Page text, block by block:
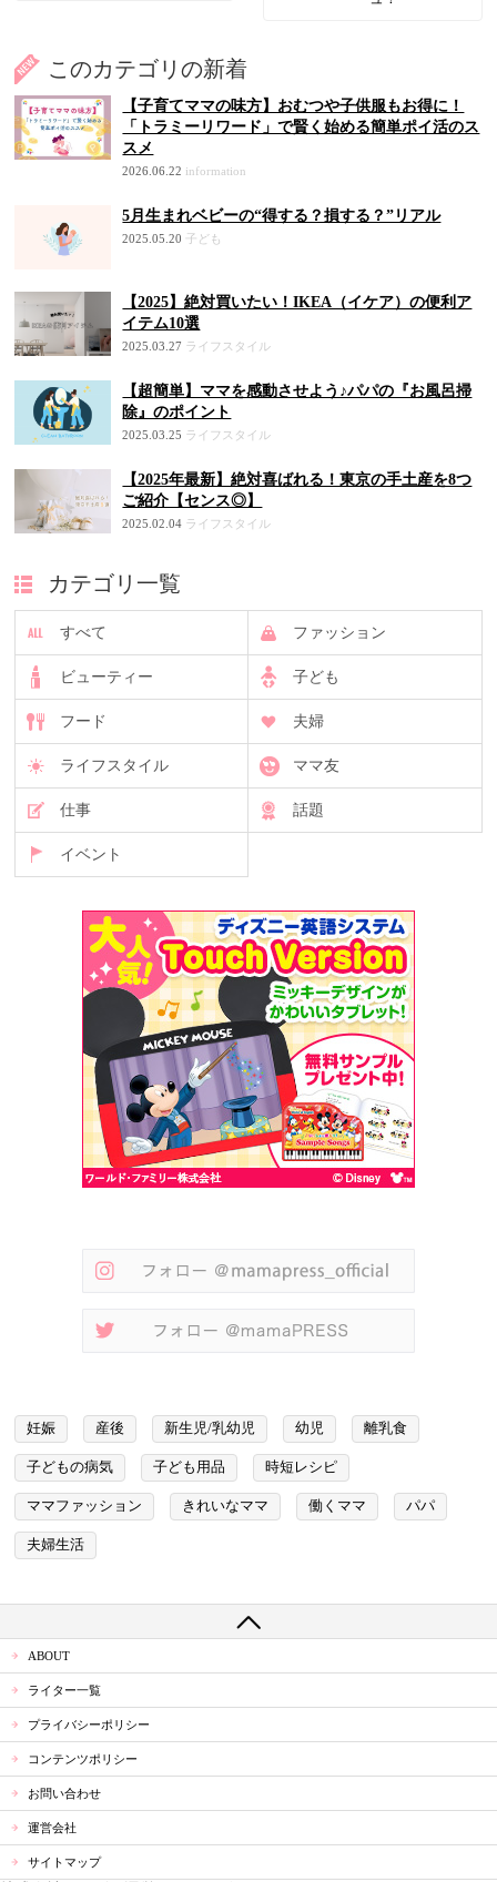
このカテゴリの新着
【子育てママの味方】おむつや子供服もお得に！
「トラミーリワード」で賢く始める簡単ポイ活のス
スメ
2026.06.22 information
5月生まれベビーの“得する？損する？”リアル
2025.05.20 子ども
【2025】絶対買いたい！IKEA（イケア）の便利ア
イテム10選
2025.03.27 ライフスタイル
【超簡単】ママを感動させよう♪パパの『お風呂掃
除』のポイント
2025.03.25 ライフスタイル
【2025年最新】絶対喜ばれる！東京の手土産を8つ
ご紹介【センス◎】
2025.02.04 ライフスタイル
カテゴリ一覧
すべて ファッション
ビューティー 子ども
フード 夫婦
ライフスタイル ママ友
仕事 話題
イベント
妊娠 産後 新生児/乳幼児 幼児 離乳食
子どもの病気 子ども用品 時短レシピ
ママファッション きれいなママ 働くママ パパ
夫婦生活
ABOUT
ライター一覧
プライバシーポリシー
コンテンツポリシー
お問い合わせ
運営会社
サイトマップ